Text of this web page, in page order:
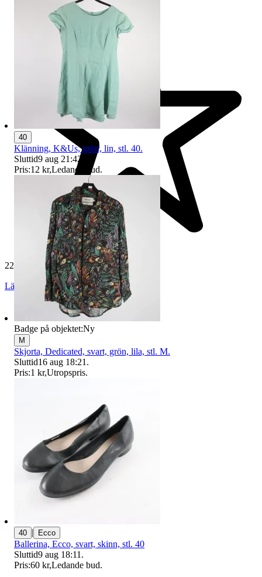
229 584 omdömen
Läs omdömen Följ
40
Klänning, K&Us, grön, lin, stl. 40.
Sluttid9 aug 21:42
Pris:12 kr,Ledande bud.
Badge på objektet:Ny
M
Skjorta, Dedicated, svart, grön, lila, stl. M.
Sluttid16 aug 18:21 .
Pris:1 kr,Utropspris.
40 | Ecco
Ballerina, Ecco, svart, skinn, stl. 40
Sluttid9 aug 18:11 .
Pris:60 kr,Ledande bud.